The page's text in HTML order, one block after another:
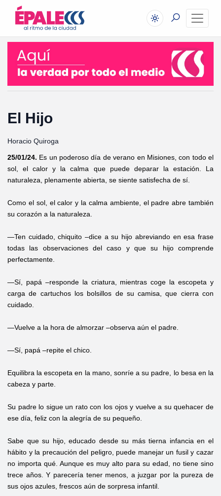
El Hijo
Horacio Quiroga
25/01/24. Es un poderoso día de verano en Misiones, con todo el
sol, el calor y la calma que puede deparar la estación. La
naturaleza, plenamente abierta, se siente satisfecha de sí.
Como el sol, el calor y la calma ambiente, el padre abre también
su corazón a la naturaleza.
—Ten cuidado, chiquito –dice a su hijo abreviando en esa frase
todas las observaciones del caso y que su hijo comprende
perfectamente.
—Sí, papá –responde la criatura, mientras coge la escopeta y
carga de cartuchos los bolsillos de su camisa, que cierra con
cuidado.
—Vuelve a la hora de almorzar –observa aún el padre.
—Sí, papá –repite el chico.
Equilibra la escopeta en la mano, sonríe a su padre, lo besa en la
cabeza y parte.
Su padre lo sigue un rato con los ojos y vuelve a su quehacer de
ese día, feliz con la alegría de su pequeño.
Sabe que su hijo, educado desde su más tierna infancia en el
hábito y la precaución del peligro, puede manejar un fusil y cazar
no importa qué. Aunque es muy alto para su edad, no tiene sino
trece años. Y parecería tener menos, a juzgar por la pureza de
sus ojos azules, frescos aún de sorpresa infantil.